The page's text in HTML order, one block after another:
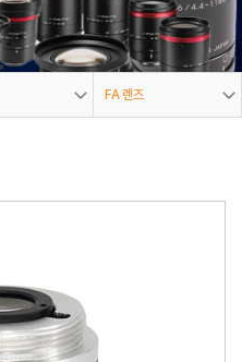
FA 렌즈